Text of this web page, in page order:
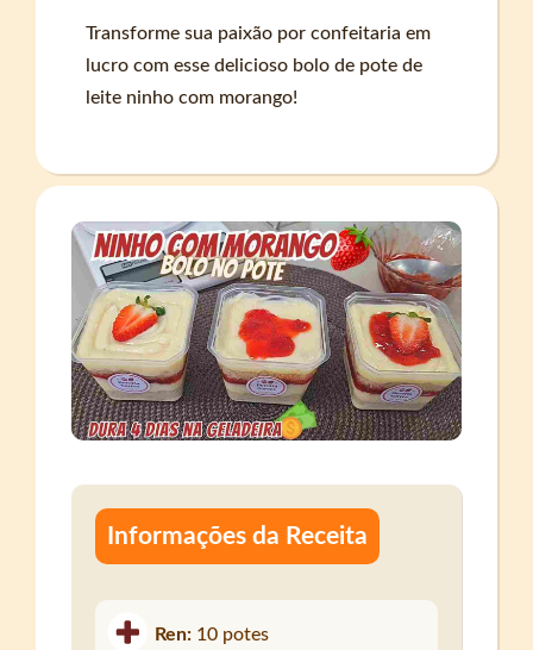
Transforme sua paixão por confeitaria em
lucro com esse delicioso bolo de pote de
leite ninho com morango!
Informações da Receita
Ren: 10 potes